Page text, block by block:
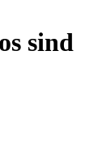
sind